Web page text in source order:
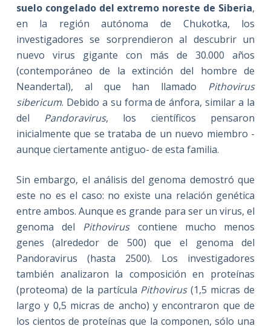
suelo congelado del extremo noreste de Siberia,
en la región autónoma de Chukotka, los
investigadores se sorprendieron al descubrir un
nuevo virus gigante con más de 30.000 años
(contemporáneo de la extinción del hombre de
Neandertal), al que han llamado Pithovirus
sibericum. Debido a su forma de ánfora, similar a la
del Pandoravirus, los científicos pensaron
inicialmente que se trataba de un nuevo miembro -
aunque ciertamente antiguo- de esta familia.
Sin embargo, el análisis del genoma demostró que
este no es el caso: no existe una relación genética
entre ambos. Aunque es grande para ser un virus, el
genoma del Pithoviruscontiene mucho menos
genes (alrededor de 500) que el genoma del
Pandoravirus (hasta 2500). Los investigadores
también analizaron la composición en proteínas
(proteoma) de la partícula Pithovirus(1,5 micras de
largo y 0,5 micras de ancho) y encontraron que de
los cientos de proteínas que la componen, sólo una